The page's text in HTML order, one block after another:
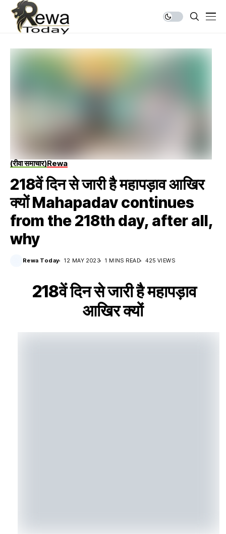
(रीवा समाचार)Rewa
218वें दिन से जारी है महापड़ाव आखिर
क्यों Mahapadav continues
from the 218th day, after all,
why
Rewa Today 12 MAY 2023 1 MINS READ 425 VIEWS
218वें दिन से जारी है महापड़ाव
आखिर क्यों